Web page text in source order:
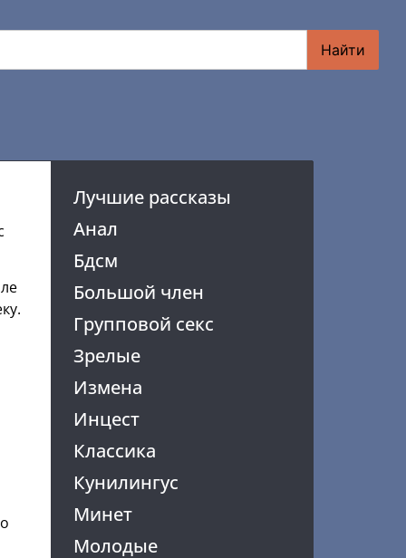
Найти
Лучшие рассказы
Анал
Бдсм
Большой член
Групповой секс
Зрелые
Измена
Инцест
Классика
Кунилингус
Минет
Молодые